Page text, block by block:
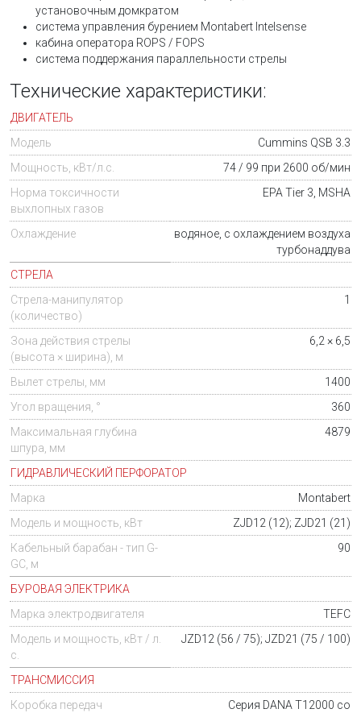
установочным домкратом
система управления бурением Montabert Intelsense
кабина оператора ROPS / FOPS
система поддержания параллельности стрелы
Технические характеристики:
ДВИГАТЕЛЬ
Модель
Cummins QSB 3.3
Мощность, кВт/л.с.
74 / 99 при 2600 об/мин
Норма токсичности
выхлопных газов
EPA Tier 3, MSHA
Охлаждение
водяное, с охлаждением воздуха
турбонаддува
СТРЕЛА
Стрела-манипулятор
(количество)
1
Зона действия стрелы
(высота × ширина), м
6,2 × 6,5
Вылет стрелы, мм
1400
Угол вращения, °
360
Максимальная глубина
шпура, мм
4879
ГИДРАВЛИЧЕСКИЙ ПЕРФОРАТОР
Марка
Montabert
Модель и мощность, кВт
ZJD12 (12); ZJD21 (21)
Кабельный барабан - тип G-
GC, м
90
БУРОВАЯ ЭЛЕКТРИКА
Марка электродвигателя
TEFC
Модель и мощность, кВт / л.
с.
JZD12 (56 / 75); JZD21 (75 / 100)
ТРАНСМИССИЯ
Коробка передач
Серия DANA T12000 со